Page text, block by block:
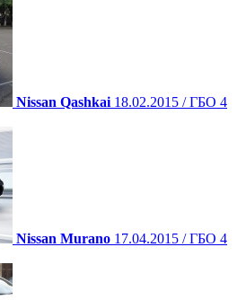
Nissan Qashkai 18.02.2015 / ГБО 4
Nissan Murano 17.04.2015 / ГБО 4